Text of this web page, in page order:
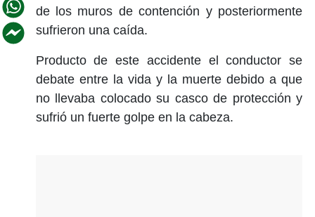
de los muros de contención y posteriormente
sufrieron una caída.
Producto de este accidente el conductor se
debate entre la vida y la muerte debido a que
no llevaba colocado su casco de protección y
sufrió un fuerte golpe en la cabeza.